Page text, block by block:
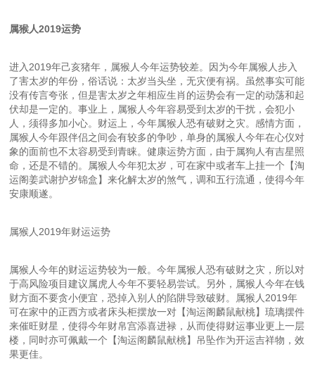
属猴人2019运势
进入2019年己亥猪年，属猴人今年运势较差。因为今年属猴人步入
了害太岁的年份，俗话说：太岁当头坐，无灾便有祸。虽然事实可能
没有传言夸张，但是害太岁之年相应生肖的运势会有一定的动荡和起
伏却是一定的。事业上，属猴人今年容易受到太岁的干扰，会犯小
人，须得多加小心。财运上，今年属猴人恐有破财之灾。感情方面，
属猴人今年跟伴侣之间会有较多的争吵，单身的属猴人今年在心仪对
象的面前也不太容易受到青睐。健康运势方面，由于属狗人有吉星照
命，还是不错的。属猴人今年犯太岁，可在家中或者车上挂一个【淘
运阁姜武谢护岁锦盒】来化解太岁的煞气，调和五行流通，使得今年
安康顺遂。
属猴人2019年财运运势
属猴人今年的财运运势较为一般。今年属猴人恐有破财之灾，所以对
于高风险项目建议属虎人今年不要轻易尝试。另外，属猴人今年在钱
财方面不要贪小便宜，恐掉入别人的陷阱导致破财。属猴人2019年
可在家中的正西方或者床头柜摆放一对【淘运阁麟鼠献桃】琉璃摆件
来催旺财星，使得今年财帛宫添喜进禄，从而使得财运事业更上一层
楼，同时亦可佩戴一个【淘运阁麟鼠献桃】吊坠作为开运吉祥物，效
果更佳。